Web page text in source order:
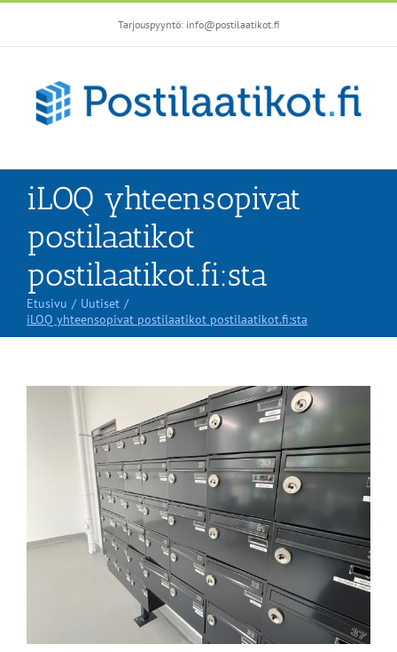
content
Tarjouspyyntö: info@postilaatikot.fi
iLOQ yhteensopivat
postilaatikot
postilaatikot.fi:sta
Etusivu
Uutiset
iLOQ yhteensopivat postilaatikot postilaatikot.fi:sta
isompana